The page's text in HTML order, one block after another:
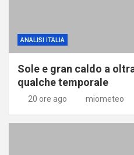
ANALISI ITALIA
Sole e gran caldo a
qualche temporale
20 ore ago miometeo